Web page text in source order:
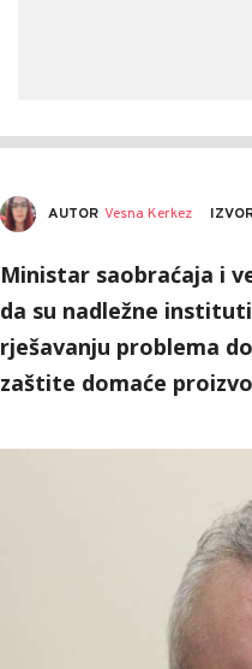
AUTOR Vesna Kerkez
Ministar saobraćaja i
da su nadležne
rješavanju problema
zaštite domaće